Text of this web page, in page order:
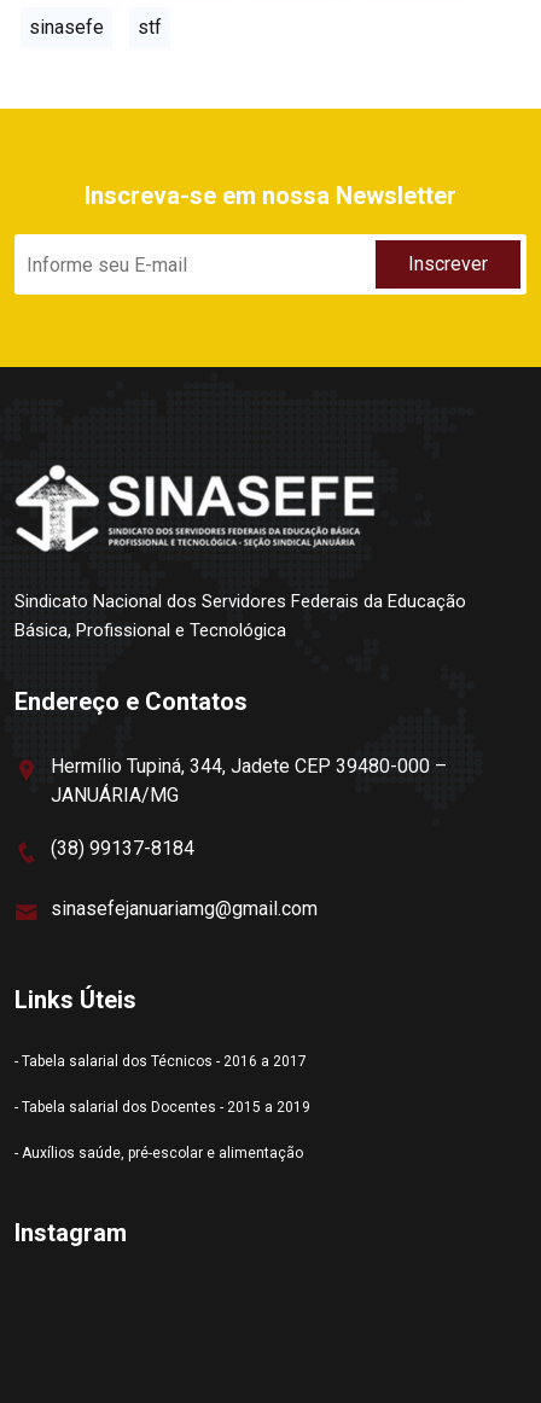
sinasefe stf
Inscreva-se em nossa Newsletter
Sindicato Nacional dos Servidores Federais da Educação
Básica, Profissional e Tecnológica
Endereço e Contatos
Hermílio Tupiná, 344, Jadete CEP 39480-000 –
JANUÁRIA/MG
(38) 99137-8184
sinasefejanuariamg@gmail.com
Links Úteis
- Tabela salarial dos Técnicos - 2016 a 2017
- Tabela salarial dos Docentes - 2015 a 2019
- Auxílios saúde, pré-escolar e alimentação
Instagram